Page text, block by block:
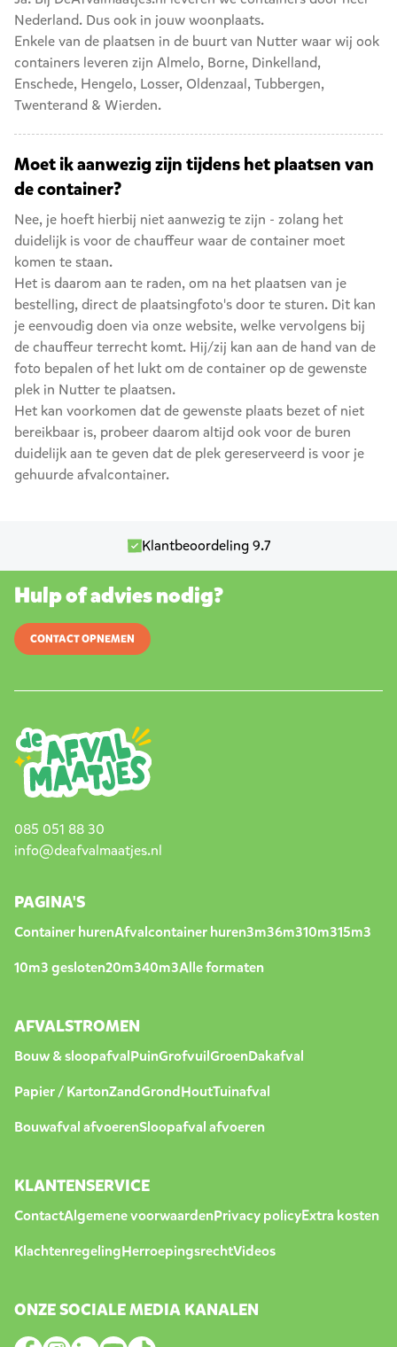
Nederland. Dus ook in jouw woonplaats.
Enkele van de plaatsen in de buurt van Nutter waar wij ook
containers leveren zijn Almelo, Borne, Dinkelland,
Enschede, Hengelo, Losser, Oldenzaal, Tubbergen,
Twenterand & Wierden.
Moet ik aanwezig zijn tijdens het plaatsen van
de container?
Nee, je hoeft hierbij niet aanwezig te zijn - zolang het
duidelijk is voor de chauffeur waar de container moet
komen te staan.
Het is daarom aan te raden, om na het plaatsen van je
bestelling, direct de plaatsingfoto's door te sturen. Dit kan
je eenvoudig doen via onze website, welke vervolgens bij
de chauffeur terrecht komt. Hij/zij kan aan de hand van de
foto bepalen of het lukt om de container op de gewenste
plek in Nutter te plaatsen.
Het kan voorkomen dat de gewenste plaats bezet of niet
bereikbaar is, probeer daarom altijd ook voor de buren
duidelijk aan te geven dat de plek gereserveerd is voor je
gehuurde afvalcontainer.
Klantbeoordeling 9.7
Hulp of advies nodig?
CONTACT OPNEMEN
085 051 88 30
info@deafvalmaatjes.nl
PAGINA'S
Container hurenAfvalcontainer huren3m36m310m315m3
10m3 gesloten20m340m3Alle formaten
AFVALSTROMEN
Bouw & sloopafvalPuinGrofvuilGroenDakafval
Papier / KartonZandGrondHoutTuinafval
Bouwafval afvoerenSloopafval afvoeren
KLANTENSERVICE
ContactAlgemene voorwaardenPrivacy policyExtra kosten
KlachtenregelingHerroepingsrechtVideos
ONZE SOCIALE MEDIA KANALEN